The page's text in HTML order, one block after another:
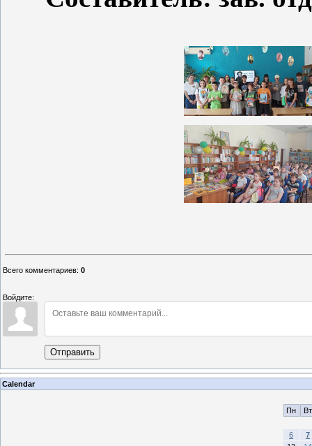
Всего комментариев: 0
Войдите:
Отправить
Calendar
Пн Вт
6
7